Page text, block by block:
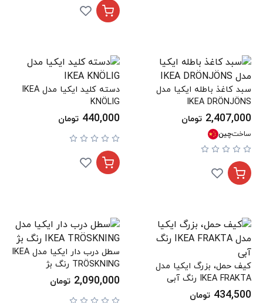
سبد کاغذ باطله ایکیا مدل
IKEA DRÖNJÖNS
2,407,000 تومان
ساختچین
دسته کلید ایکیا مدل IKEA
KNÖLIG
440,000 تومان
کیف حمل، بزرگ ایکیا مدل
IKEA FRAKTA رنگ آبی
434,500 تومان
سطل درب دار ایکیا مدل IKEA
TRÖSKNING رنگ بژ
2,090,000 تومان